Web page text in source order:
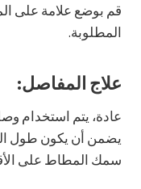
قم بوضع علامة على
المطلوبة.
علاج المفاصل:
عادة، يتم استخدام
يضمن أن يكون طول
سمك المطاط على